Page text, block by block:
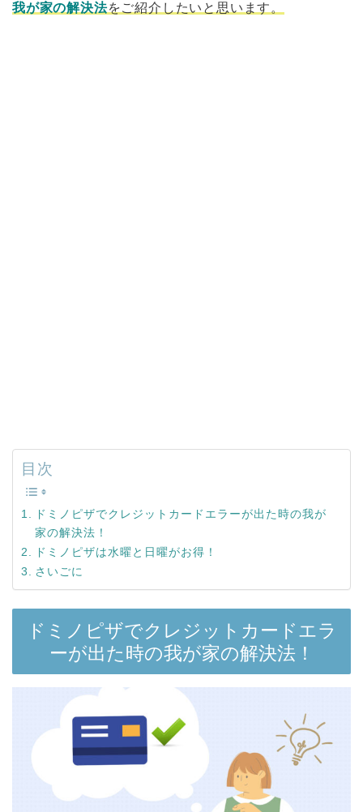
我が家の解決法をご紹介したいと思います。
目次
ドミノピザでクレジットカードエラーが出た時の我が
家の解決法！
ドミノピザは水曜と日曜がお得！
さいごに
ドミノピザでクレジットカードエラ
ーが出た時の我が家の解決法！